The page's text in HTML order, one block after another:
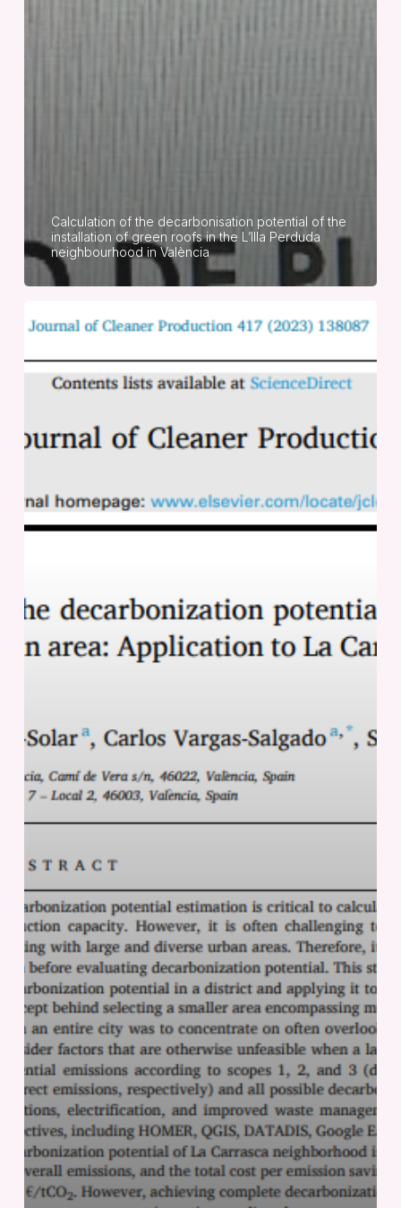
Calculation of the decarbonisation potential of the
installation of green roofs in the L’Illa Perduda
neighbourhood in València